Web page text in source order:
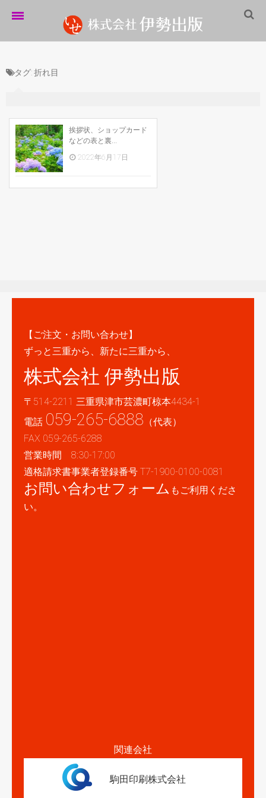
伊勢出版だより
制作実績
企業情報
採用情報
タグ:折れ目
挨拶状、ショップカード
などの表と裏...
2022年6月17日
【ご注文・お問い合わせ】
ずっと三重から、新たに三重から、
株式会社 伊勢出版
〒514-2211 三重県津市芸濃町椋本4434-1
電話 059-265-6888 （代表）
FAX 059-265-6288
営業時間 8:30-17:00
適格請求書事業者登録番号 T7-1900-0100-0081
お問い合わせフォーム もご利用くださ
い。
関連会社
駒田印刷株式会社